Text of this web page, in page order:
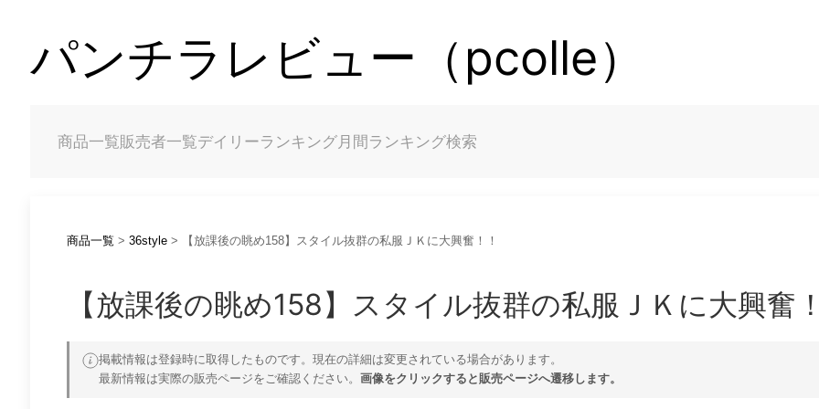
パンチラレビュー（pcolle）
商品一覧販売者一覧デイリーランキング月間ランキング検索
商品一覧 > 36style > 【放課後の眺め158】スタイル抜群の私服ＪＫに大興奮！！
【放課後の眺め158】スタイル抜群の私服ＪＫに大興奮
掲載情報は登録時に取得したものです。現在の詳細は変更されている場合があります。
最新情報は実際の販売ページをご確認ください。 画像をクリックすると販売ページへ遷移します。